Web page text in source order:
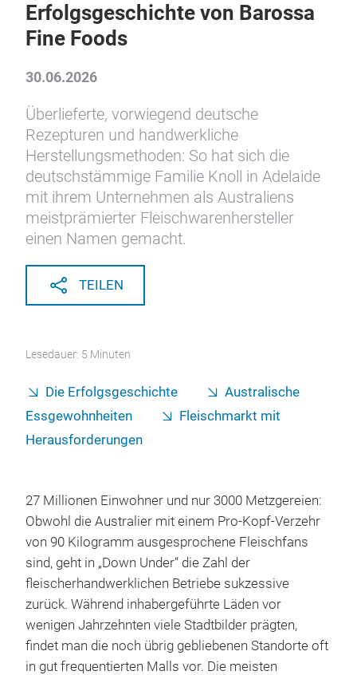
Erfolgsgeschichte von Barossa
Fine Foods
30.06.2026
Überlieferte, vorwiegend deutsche
Rezepturen und handwerkliche
Herstellungsmethoden: So hat sich die
deutschstämmige Familie Knoll in Adelaide
mit ihrem Unternehmen als Australiens
meistprämierter Fleischwarenhersteller
einen Namen gemacht.
TEILEN
Lesedauer: 5 Minuten
Die Erfolgsgeschichte
Australische
Essgewohnheiten
Fleischmarkt mit
Herausforderungen
27 Millionen Einwohner und nur 3000 Metzgereien:
Obwohl die Australier mit einem Pro-Kopf-Verzehr
von 90 Kilogramm ausgesprochene Fleischfans
sind, geht in „Down Under“ die Zahl der
fleischerhandwerklichen Betriebe sukzessive
zurück. Während inhabergeführte Läden vor
wenigen Jahrzehnten viele Stadtbilder prägten,
findet man die noch übrig gebliebenen Standorte oft
in gut frequentierten Malls vor. Die meisten